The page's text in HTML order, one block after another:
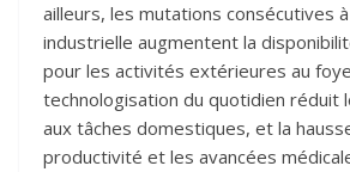
ailleurs, les mutations consécutives
industrielle augmentent la
pour les activités extérieures au
technologisation du quotidien réduit
aux tâches domestiques, et la
productivité et les avancées